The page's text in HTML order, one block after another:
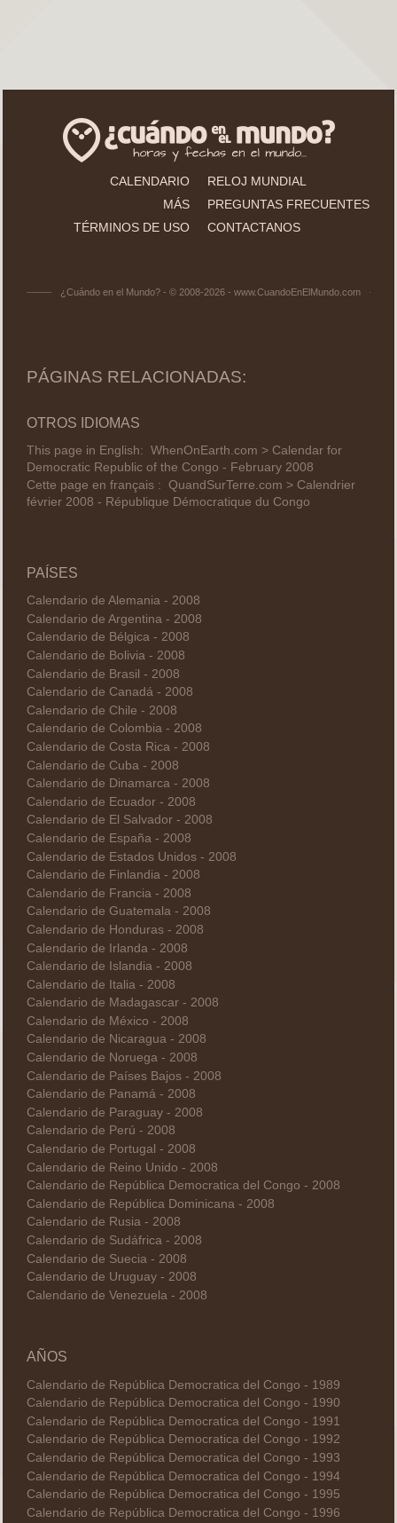
CALENDARIO
RELOJ MUNDIAL
MÁS
PREGUNTAS FRECUENTES
TÉRMINOS DE USO
CONTACTANOS
¿Cuándo en el Mundo? - © 2008-2026 - www.CuandoEnElMundo.com
PÁGINAS RELACIONADAS:
OTROS IDIOMAS
This page in English: WhenOnEarth.com > Calendar for
Democratic Republic of the Congo - February 2008
Cette page en français : QuandSurTerre.com > Calendrier
février 2008 - République Démocratique du Congo
PAÍSES
Calendario de Alemania - 2008
Calendario de Argentina - 2008
Calendario de Bélgica - 2008
Calendario de Bolivia - 2008
Calendario de Brasil - 2008
Calendario de Canadá - 2008
Calendario de Chile - 2008
Calendario de Colombia - 2008
Calendario de Costa Rica - 2008
Calendario de Cuba - 2008
Calendario de Dinamarca - 2008
Calendario de Ecuador - 2008
Calendario de El Salvador - 2008
Calendario de España - 2008
Calendario de Estados Unidos - 2008
Calendario de Finlandia - 2008
Calendario de Francia - 2008
Calendario de Guatemala - 2008
Calendario de Honduras - 2008
Calendario de Irlanda - 2008
Calendario de Islandia - 2008
Calendario de Italia - 2008
Calendario de Madagascar - 2008
Calendario de México - 2008
Calendario de Nicaragua - 2008
Calendario de Noruega - 2008
Calendario de Países Bajos - 2008
Calendario de Panamá - 2008
Calendario de Paraguay - 2008
Calendario de Perú - 2008
Calendario de Portugal - 2008
Calendario de Reino Unido - 2008
Calendario de República Democratica del Congo - 2008
Calendario de República Dominicana - 2008
Calendario de Rusia - 2008
Calendario de Sudáfrica - 2008
Calendario de Suecia - 2008
Calendario de Uruguay - 2008
Calendario de Venezuela - 2008
AÑOS
Calendario de República Democratica del Congo - 1989
Calendario de República Democratica del Congo - 1990
Calendario de República Democratica del Congo - 1991
Calendario de República Democratica del Congo - 1992
Calendario de República Democratica del Congo - 1993
Calendario de República Democratica del Congo - 1994
Calendario de República Democratica del Congo - 1995
Calendario de República Democratica del Congo - 1996